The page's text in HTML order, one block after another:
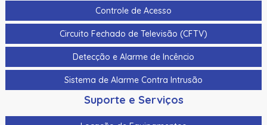
Cabo Para Cameras Mobile 4 Metros Hikvision Ds-
Cadastrador De Cartoes Hikvision Ds-K1F100-D8E Dupla
Frequencia 125Khz (Em) E 13,56Mhz (Mifare)
Cadastrador Impressao Digital Hikvision Ds-K1F820-F
Cartao De Memoria Hikvision Hs-Tf-H1I 32G
Controle de Acesso
Circuito Fechado de Televisão (CFTV)
Detecção e Alarme de Incêncio
Sistema de Alarme Contra Intrusão
Suporte e Serviços